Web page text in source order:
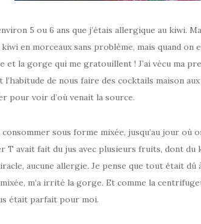
5 ou 6 ans que j’étais allergique au kiwi.
kiwi en morceaux sans problème, mais quand on
et la gorge qui me gratouillent ! J’ai vécu ma
l’habitude de nous faire des cocktails maison
pour voir d’où venait la source.
sous forme mixée, jusqu’au jour où
T avait fait du jus avec plusieurs fruits, dont du
aucune allergie. Je pense que tout était dû
m’a irrité la gorge. Et comme la
était parfait pour moi.